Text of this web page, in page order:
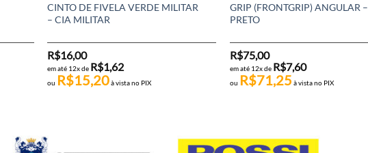
CINTO DE FIVELA VERDE MILITAR
– CIA MILITAR
R$16,00
em até 12x de R$1,62
ou R$15,20à vista no PIX
GRIP (FRONTGRIP) ANGULAR –
PRETO
R$75,00
em até 12x de R$7,60
ou R$71,25 à vista no PIX